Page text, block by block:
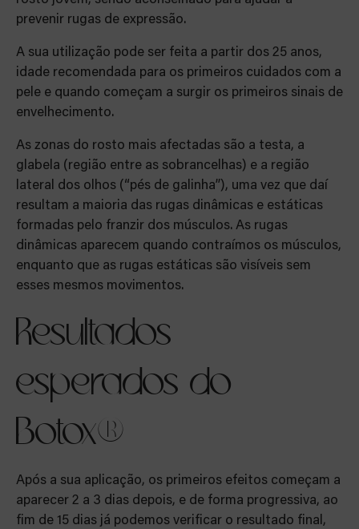
prevenir rugas de expressão.
A sua utilização pode ser feita a partir dos 25 anos,
idade recomendada para os primeiros cuidados com a
pele e quando começam a surgir os primeiros sinais de
envelhecimento.
As zonas do rosto mais afectadas são a testa, a
glabela (região entre as sobrancelhas) e a região
lateral dos olhos (“pés de galinha”), uma vez que daí
resultam a maioria das rugas dinâmicas e estáticas
formadas pelo franzir dos músculos. As rugas
dinâmicas aparecem quando contraímos os músculos,
enquanto que as rugas estáticas são visíveis sem
esses mesmos movimentos.
Resultados
esperados do
Botox®
Após a sua aplicação, os primeiros efeitos começam a
aparecer 2 a 3 dias depois, e de forma progressiva, ao
fim de 15 dias já podemos verificar o resultado final,